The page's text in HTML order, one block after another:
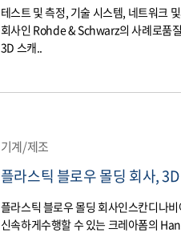
테스트 및 측정, 기술 시스템, 네트워크
회사인 Rohde & Schwarz의 사례로품
3D 스캐..
기계/제조
플라스틱 블로우 몰딩 회사,
플라스틱 블로우 몰딩 회사인스칸디나
신속하게수행할 수 있는 크레아폼의